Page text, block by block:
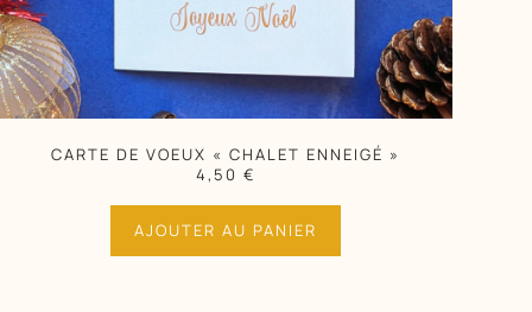
CARTE DE VOEUX « CHALET ENNEIGÉ »
4,50€
AJOUTER AU PANIER